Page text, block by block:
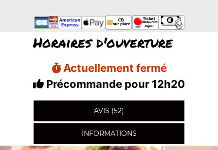
Horaires d'ouverture
Actuellement fermé
Précommande pour 12h20
AVIS (52)
INFORMATIONS